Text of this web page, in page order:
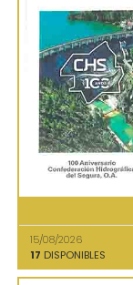
15/08/2026
17 DISPONIBLES